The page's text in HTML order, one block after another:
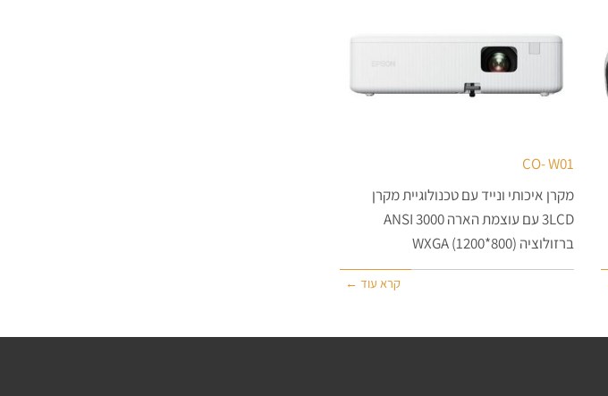
CO- W01
מקרן איכותי ונייד עם טכנולוגיית מקרן
3LCD עם עוצמת הארה 3000 ANSI
ברזולוציה (800*1200) WXGA
קרא עוד ←